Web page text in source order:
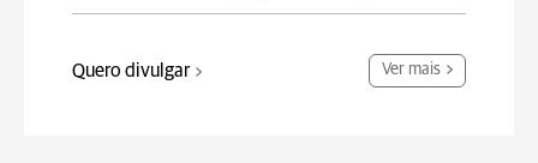
Quero divulgar Ver mais